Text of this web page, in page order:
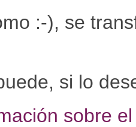
:-), se
si lo
sobre